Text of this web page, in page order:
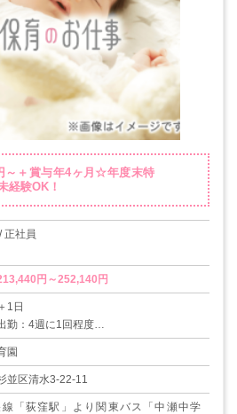
＋賞与年4ヶ月☆年度末特
経験OK！
正社員
円～252,140円
1日
勤：4週に1回程度
始休暇
暇
日数110日
園
並区清水3-22-11
「荻窪駅」より関東バス「中瀬中学